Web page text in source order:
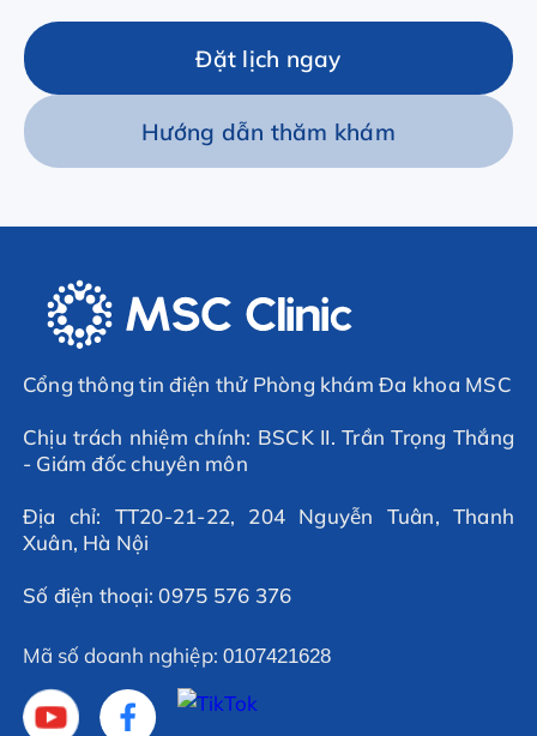
Đặt lịch ngay
Hướng dẫn thăm khám
Cổng thông tin điện thử Phòng khám Đa khoa MSC
Chịu trách nhiệm chính: BSCK II. Trần Trọng Thắng
- Giám đốc chuyên môn
Địa chỉ: TT20-21-22, 204 Nguyễn Tuân, Thanh
Xuân, Hà Nội
Số điện thoại: 0975 576 376
Mã số doanh nghiệp: 0107421628